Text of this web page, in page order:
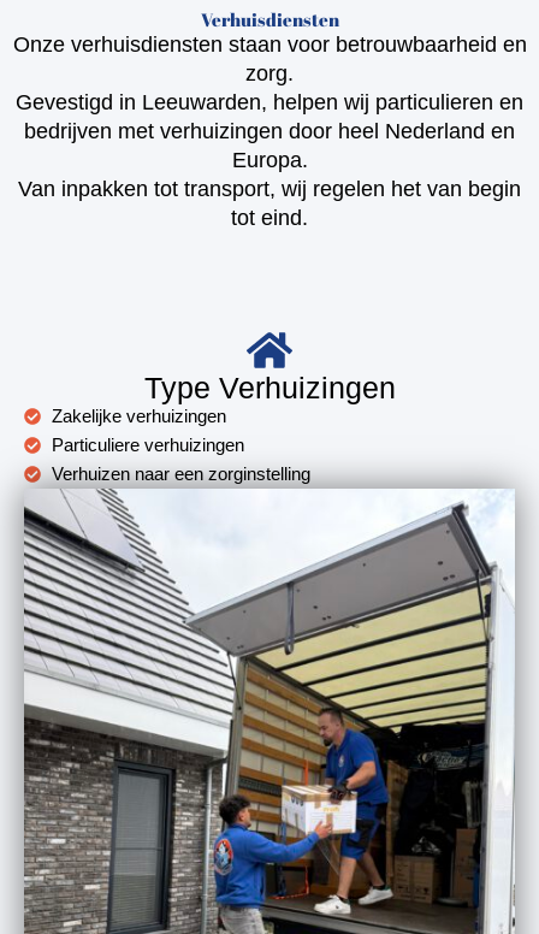
Verhuisdiensten
Onze verhuisdiensten staan voor betrouwbaarheid en
zorg.
Gevestigd in Leeuwarden, helpen wij particulieren en
bedrijven met verhuizingen door heel Nederland en
Europa.
Van inpakken tot transport, wij regelen het van begin
tot eind.
Type Verhuizingen
Zakelijke verhuizingen
Particuliere verhuizingen
Verhuizen naar een zorginstelling